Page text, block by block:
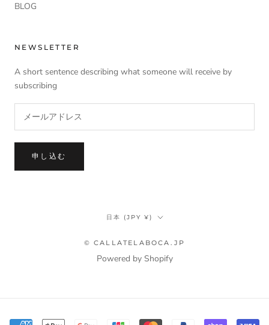
BLOG
NEWSLETTER
A short sentence describing what someone will receive by
subscribing
申し込む
国/
域
日本 (JPY ¥)
© CALLATELABOCA.JP
Powered by Shopify